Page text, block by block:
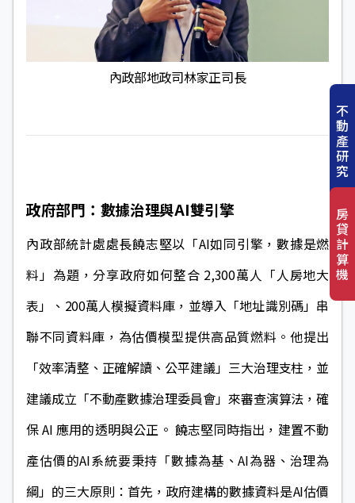
內政部地政司林家正司長
政府部門：數據治理與AI雙引擎
內政部統計處處長饒志堅以「AI如同引擎，數據是燃
料」為題，分享政府如何整合 2,300萬人「人房地大
表」、200萬人模擬資料庫，並導入「地址識別碼」串
聯不同資料庫，為估價模型提供高品質燃料。他提出
「效率清整、正確解讀、公平建議」三大治理支柱，並
建議成立「不動產數據治理委員會」來審查演算法，確
保 AI 應用的透明與公正。 饒志堅同時指出，建置不動
產估價的AI系統要秉持「數據為基、AI為器、治理為
綱」的三大原則：首先，政府建構的數據資料是AI估價
不
動
產
研
究
房
貸
計
算
機